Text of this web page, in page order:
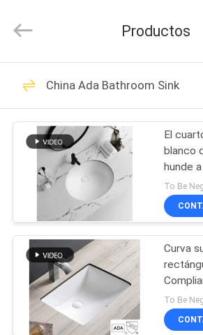
HOGAR
PRODUCTOS
SOBRE
NOSOTROS
VIAJE
FÁBRICA
baño
©
All
Retretes de
cuartos de
Retrete de una
de Siphonic
Productos
China Ada Bathroom Sink
El
blanco
hunde
19
Curva
To Be